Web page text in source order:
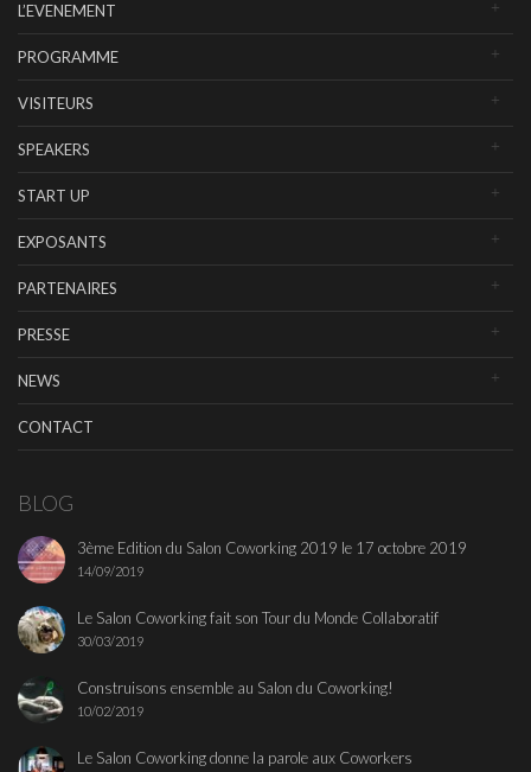
L’EVENEMENT
PROGRAMME
VISITEURS
SPEAKERS
START UP
EXPOSANTS
PARTENAIRES
PRESSE
NEWS
CONTACT
BLOG
3ème Edition du Salon Coworking 2019 le 17 octobre 2019
14/09/2019
Le Salon Coworking fait son Tour du Monde Collaboratif
30/03/2019
Construisons ensemble au Salon du Coworking!
10/02/2019
Le Salon Coworking donne la parole aux Coworkers